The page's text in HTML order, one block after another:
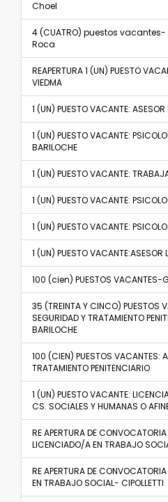
Choel
4 (CUATRO) puestos vacantes-
Roca
REAPERTURA 1 (UN) PUESTO
VIEDMA
1 (UN) PUESTO VACANTE:
1 (UN) PUESTO VACANTE:
BARILOCHE
1 (UN) PUESTO VACANTE:
1 (UN) PUESTO VACANTE:
1 (UN) PUESTO VACANTE:
1 (UN) PUESTO VACANTE:ASESOR
100 (cien) PUESTOS VACANTES-
35 (TREINTA Y CINCO) PUESTOS
SEGURIDAD Y TRATAMIENTO
BARILOCHE
100 (CIEN) PUESTOS VACANTES:
TRATAMIENTO PENITENCIARIO
1 (UN) PUESTO VACANTE:
CS. SOCIALES Y HUMANAS O
RE APERTURA DE
LICENCIADO/A EN TRABAJO
RE APERTURA DE
EN TRABAJO SOCIAL- CIPOLLETTI